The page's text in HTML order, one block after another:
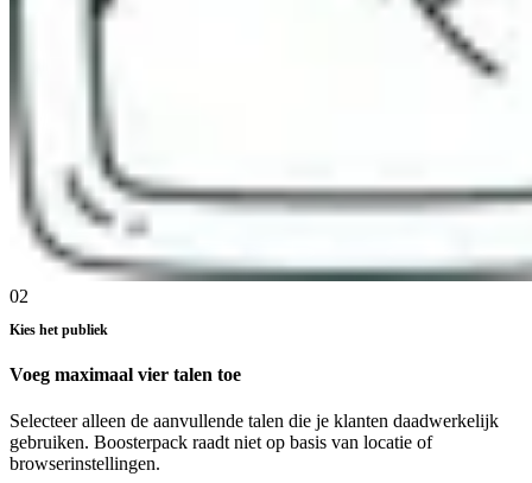
02
Kies het publiek
Voeg maximaal vier talen toe
Selecteer alleen de aanvullende talen die je klanten daadwerkelijk
gebruiken. Boosterpack raadt niet op basis van locatie of
browserinstellingen.